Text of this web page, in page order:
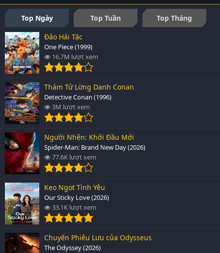
Top Ngày Top Tuần
Top Tháng
Đảo Hải Tặc
One Piece (1999)
16.7M lượt xem
Thám Tử Lừng Danh Conan
Detective Conan (1996)
3M lượt xem
Người Nhện: Khởi Đầu Mới
Spider-Man: Brand New Day (2026)
77.6K lượt xem
Kẹo Ngọt Tình Yêu
Our Sticky Love (2026)
33.1K lượt xem
Chuyến Phiêu Lưu của Odysseus
The Odyssey (2026)